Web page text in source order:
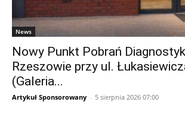
News
Nowy Punkt Pobrań
Rzeszowie przy ul.
(Galeria...
Artykuł Sponsorowany - 5 sierpnia 2026 07:00